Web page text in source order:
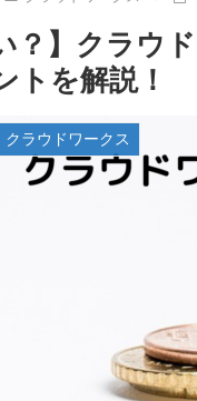
？】クラウ
トを解説！
クラウドワークス